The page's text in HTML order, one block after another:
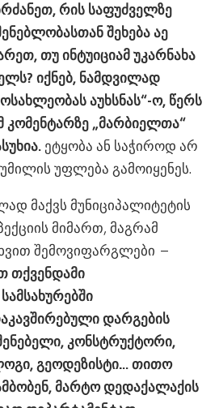
რის საფუძველზე
შეხება აე
თუ ინტუიციამ უკარნახა
იქნებ, ნამდვილად
აუხსნას“-ო, წერს
კომენტარზე „მარბიელთა“
ეტყობა ან საჭიროდ არ
უფლება გამოიყენეს.
მაქვს მუნიციპალიტეტის
მიმართ, მაგრამ
შემოვიფარგლები –
თქვენდამი
დარგების
კონსტრუქტორი,
გეოდეზისტი… თითო
ამბობენ, მარტო დედაქალაქის